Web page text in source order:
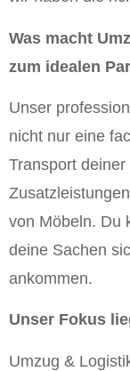
Was macht
zum idealen
Unser
nicht nur eine
Transport
von Möbeln. Du
deine Sachen
ankommen.
Unser Fokus
Umzug &